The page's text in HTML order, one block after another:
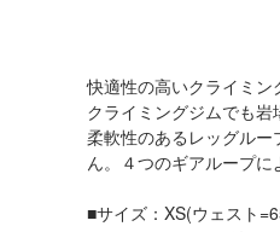
快適性の高いクライミ
クライミングジムでも岩
柔軟性のあるレッグル
ん。４つのギアループに
■サイズ：XS(ウェスト